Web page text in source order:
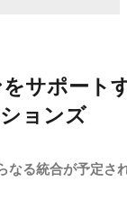
サポート
ョンズ
なる統合が予定さ